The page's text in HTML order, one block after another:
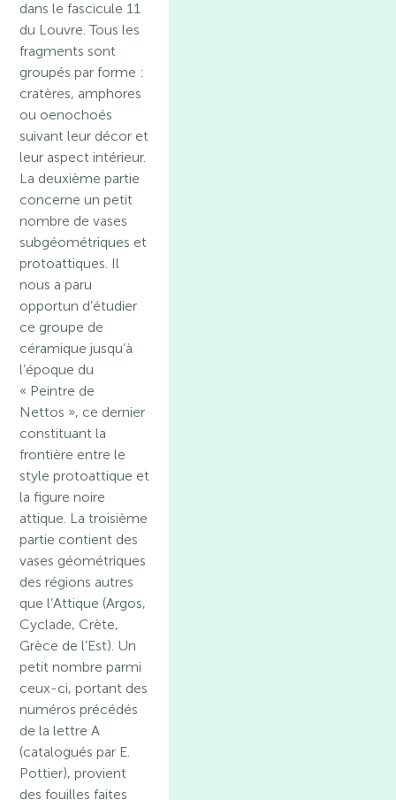
dans le fascicule 11
du Louvre. Tous les
fragments sont
groupés par forme :
cratères, amphores
ou oenochoés
suivant leur décor et
leur aspect intérieur.
La deuxième partie
concerne un petit
nombre de vases
subgéométriques et
protoattiques. Il
nous a paru
opportun d’étudier
ce groupe de
céramique jusqu’à
l’époque du
« Peintre de
Nettos », ce dernier
constituant la
frontière entre le
style protoattique et
la figure noire
attique. La troisième
partie contient des
vases géométriques
des régions autres
que l’Attique (Argos,
Cyclade, Crète,
Grèce de l’Est). Un
petit nombre parmi
ceux-ci, portant des
numéros précédés
de la lettre A
(catalogués par E.
Pottier), provient
des fouilles faites